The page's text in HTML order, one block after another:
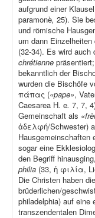
aufgrund einer
paramonè, 25). Sie
und römische
um dann
(32-34). Es wird auch
chrétienne
bekanntlich der
wurden die Bischöfe
πάπας («pape»,
Caesarea H. e. 7, 7,
Gemeinschaft als
ἀδελφή/Schwester)
Hausgemeinschaften
sogar eine
den Begriff
philia (33, ἡ φιλία,
Die Christen haben
brüderlichen/
philadelphia) auf eine
transzendentalen